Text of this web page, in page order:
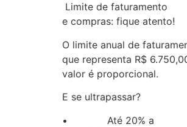
Limite de faturamento
e compras: fique atento!
O limite anual de
que representa R$
valor é proporcional.
E se ultrapassar?
• Até 20% a